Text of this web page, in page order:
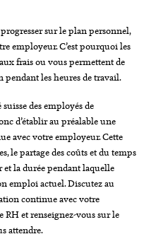
sur le plan personnel,
employeur. C’est pourquoi les
frais ou vous permettent de
les heures de travail.
des employés de
d’établir au préalable une
avec votre employeur. Cette
le partage des coûts et du temps
et la durée pendant laquelle
emploi actuel. Discutez au
continue avec votre
RH et renseignez-vous sur le
attendre.